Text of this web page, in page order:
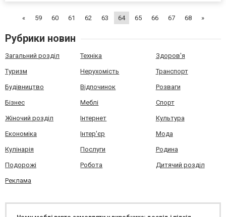
« 59 60 61 62 63 64 65 66 67 68 »
Рубрики новин
Загальний розділ Техніка Здоров'я
Туризм Нерухомість Транспорт
Будівництво Відпочинок Розваги
Бізнес Меблі Спорт
Жіночий розділ Інтернет Культура
Економіка Інтер'єр Мода
Кулінарія Послуги Родина
Подорожі Робота Дитячий розділ
Реклама